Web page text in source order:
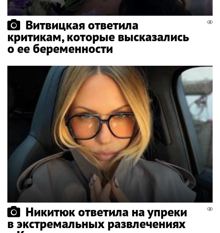
Витвицкая ответила
критикам, которые высказались
о ее беременности
Никитюк ответила на упреки
в экстремальных развлечениях